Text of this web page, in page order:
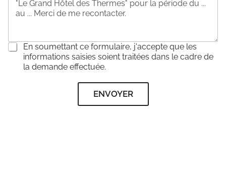
C
En soumettant ce formulaire, j'accepte que les
informations saisies soient traitées dans le cadre de
la demande effectuée.
ENVOYER